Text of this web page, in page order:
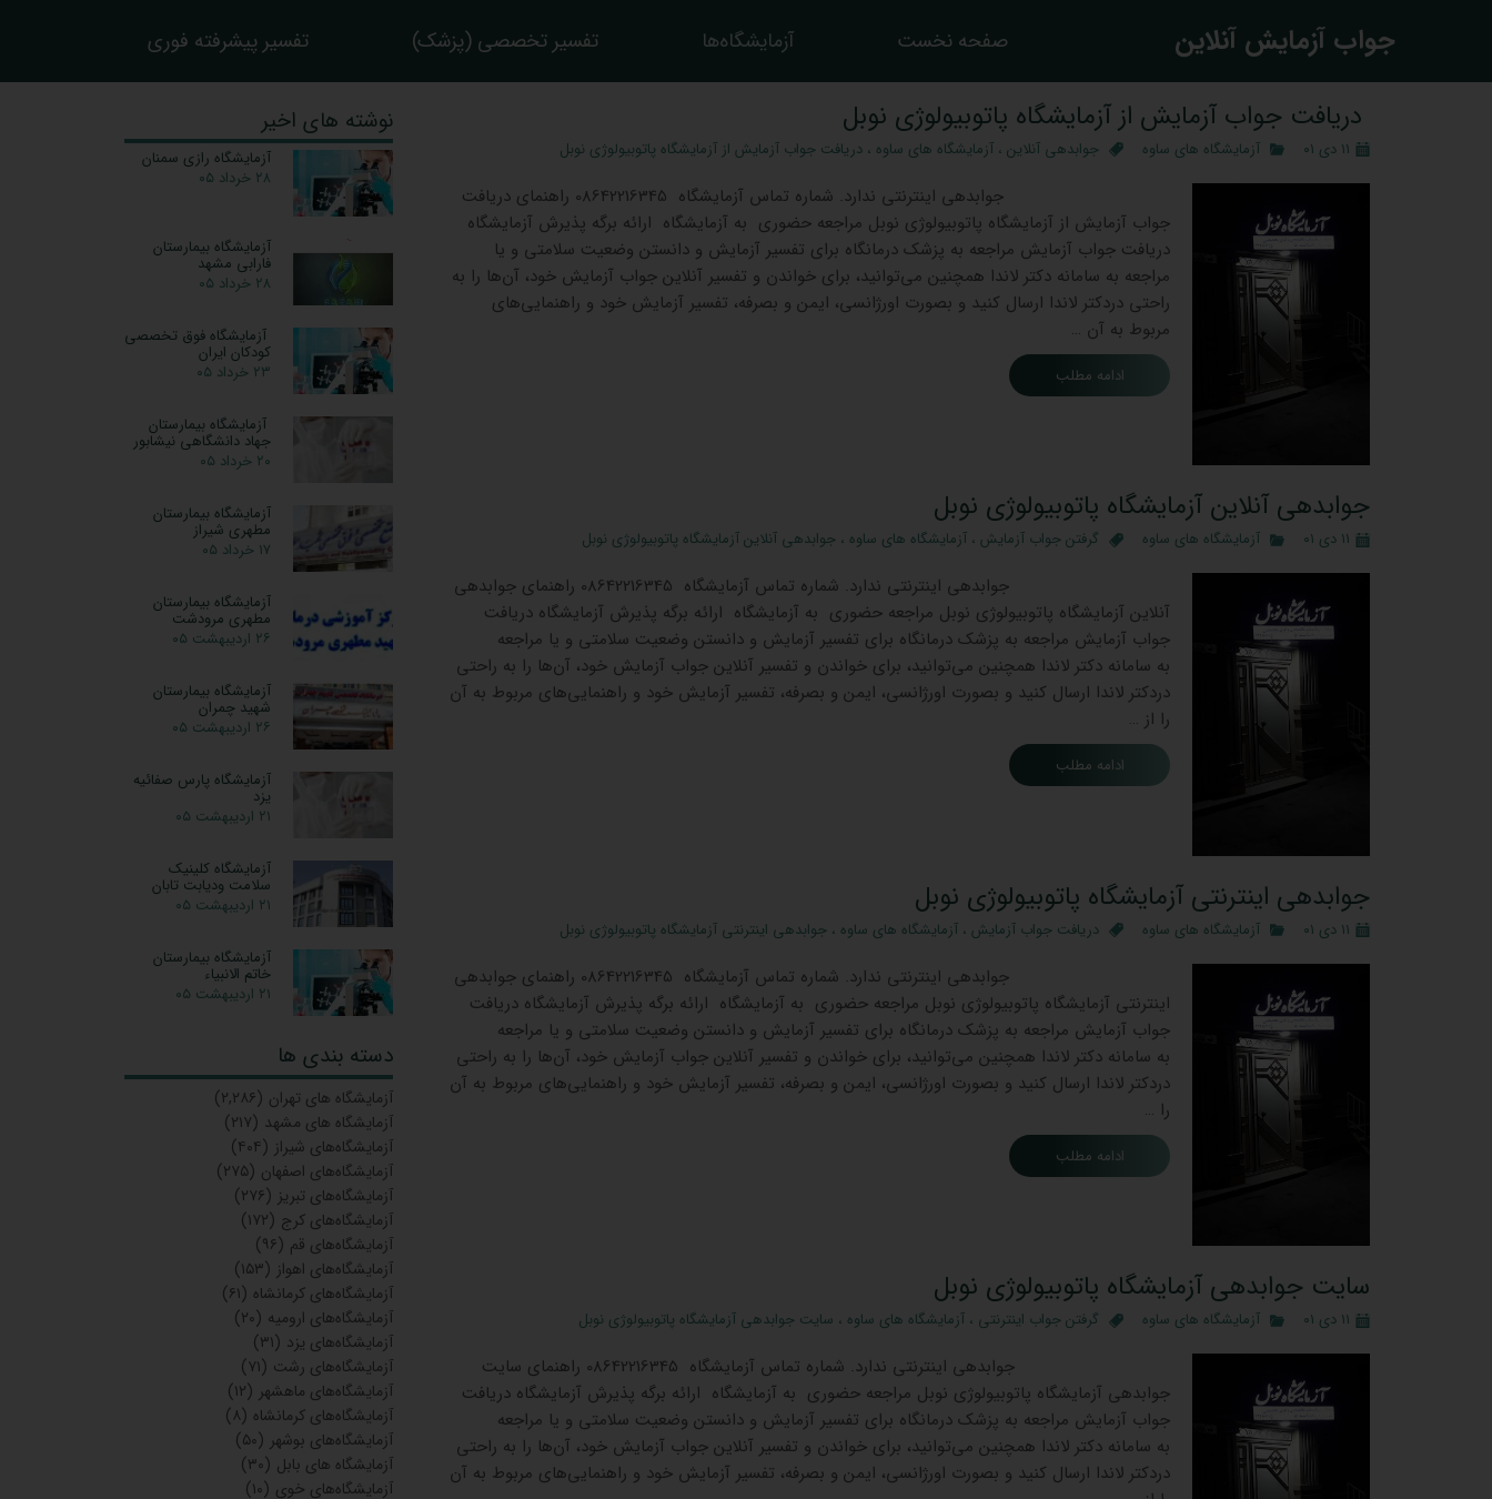
​جواب آزمایش آنلاین صفحه نخست آزمایشگاه‌ها تفسیر تخصصی (پزشک) تفسیر پیشرفته فوری
دریافت جواب آزمایش از آزمایشگاه پاتوبیولوژی نوبل
۱۱ دی ۰۱ آزمایشگاه های ساوه جوابدهی آنلاین ، آزمایشگاه های ساوه ، دریافت جواب آزمایش از آزمایشگاه پاتوبیولوژی نوبل
جوابدهی اینترنتی ندارد. شماره تماس آزمایشگاه 08642216345 راهنمای دریافت
جواب آزمایش از آزمایشگاه پاتوبیولوژی نوبل مراجعه حضوری به آزمایشگاه ارائه برگه پذیرش آزمایشگاه
دریافت جواب آزمایش مراجعه به پزشک درمانگاه برای تفسیر آزمایش و دانستن وضعیت سلامتی و یا
مراجعه به سامانه دکتر لاندا همچنین می‌توانید، برای خواندن و تفسیر آنلاین جواب آزمایش خود، آن‌ها را به
راحتی دردکتر لاندا ارسال کنید و بصورت اورژانسی، ایمن و بصرفه، تفسیر آزمایش خود و راهنمایی‌های
مربوط به آن …
ادامه مطلب
جوابدهی آنلاین آزمایشگاه پاتوبیولوژی نوبل
۱۱ دی ۰۱ آزمایشگاه های ساوه گرفتن جواب آزمایش ، آزمایشگاه های ساوه ، جوابدهی آنلاین آزمایشگاه پاتوبیولوژی نوبل
جوابدهی اینترنتی ندارد. شماره تماس آزمایشگاه 08642216345 راهنمای جوابدهی
آنلاین آزمایشگاه پاتوبیولوژی نوبل مراجعه حضوری به آزمایشگاه ارائه برگه پذیرش آزمایشگاه دریافت
جواب آزمایش مراجعه به پزشک درمانگاه برای تفسیر آزمایش و دانستن وضعیت سلامتی و یا مراجعه
به سامانه دکتر لاندا همچنین می‌توانید، برای خواندن و تفسیر آنلاین جواب آزمایش خود، آن‌ها را به راحتی
دردکتر لاندا ارسال کنید و بصورت اورژانسی، ایمن و بصرفه، تفسیر آزمایش خود و راهنمایی‌های مربوط به آن
را از …
ادامه مطلب
جوابدهی اینترنتی آزمایشگاه پاتوبیولوژی نوبل
۱۱ دی ۰۱ آزمایشگاه های ساوه دریافت جواب آزمایش ، آزمایشگاه های ساوه ، جوابدهی اینترنتی آزمایشگاه پاتوبیولوژی نوبل
جوابدهی اینترنتی ندارد. شماره تماس آزمایشگاه 08642216345 راهنمای جوابدهی
اینترنتی آزمایشگاه پاتوبیولوژی نوبل مراجعه حضوری به آزمایشگاه ارائه برگه پذیرش آزمایشگاه دریافت
جواب آزمایش مراجعه به پزشک درمانگاه برای تفسیر آزمایش و دانستن وضعیت سلامتی و یا مراجعه
به سامانه دکتر لاندا همچنین می‌توانید، برای خواندن و تفسیر آنلاین جواب آزمایش خود، آن‌ها را به راحتی
دردکتر لاندا ارسال کنید و بصورت اورژانسی، ایمن و بصرفه، تفسیر آزمایش خود و راهنمایی‌های مربوط به آن
را …
ادامه مطلب
سایت جوابدهی آزمایشگاه پاتوبیولوژی نوبل
۱۱ دی ۰۱ آزمایشگاه های ساوه گرفتن جواب اینترنتی ، آزمایشگاه های ساوه ، سایت جوابدهی آزمایشگاه پاتوبیولوژی نوبل
جوابدهی اینترنتی ندارد. شماره تماس آزمایشگاه 08642216345 راهنمای سایت
جوابدهی آزمایشگاه پاتوبیولوژی نوبل مراجعه حضوری به آزمایشگاه ارائه برگه پذیرش آزمایشگاه دریافت
جواب آزمایش مراجعه به پزشک درمانگاه برای تفسیر آزمایش و دانستن وضعیت سلامتی و یا مراجعه
به سامانه دکتر لاندا همچنین می‌توانید، برای خواندن و تفسیر آنلاین جواب آزمایش خود، آن‌ها را به راحتی
دردکتر لاندا ارسال کنید و بصورت اورژانسی، ایمن و بصرفه، تفسیر آزمایش خود و راهنمایی‌های مربوط به آن
نوشته های اخیر
آزمایشگاه رازی سمنان
۲۸ خرداد ۰۵
آزمایشگاه بیمارستان
فارابی مشهد
۲۸ خرداد ۰۵
آزمایشگاه فوق تخصصی
کودکان ایران
۲۳ خرداد ۰۵
آزمایشگاه بیمارستان
جهاد دانشگاهی نیشابور
۲۰ خرداد ۰۵
آزمایشگاه بیمارستان
مطهری شیراز
۱۷ خرداد ۰۵
آزمایشگاه بیمارستان
مطهری مرودشت
۲۶ اردیبهشت ۰۵
آزمایشگاه بیمارستان
شهید چمران
۲۶ اردیبهشت ۰۵
آزمایشگاه پارس صفائیه
یزد
۲۱ اردیبهشت ۰۵
آزمایشگاه کلینیک
سلامت ودیابت تابان
۲۱ اردیبهشت ۰۵
آزمایشگاه بیمارستان
خاتم الانبیاء
۲۱ اردیبهشت ۰۵
دسته بندی ها
آزمایشگاه‌ های تهران (۲,۲۸۶)
آزمایشگاه های مشهد (۲۱۷)
آزمایشگاه‌های شیراز (۴۰۴)
آزمایشگاه‌های اصفهان (۲۷۵)
آزمایشگاه‌های تبریز (۲۷۶)
آزمایشگاه‌های کرج (۱۷۲)
آزمایشگاه‌های قم (۹۶)
آزمایشگاه‌های اهواز (۱۵۳)
آزمایشگاه‌های کرمانشاه (۶۱)
آزمایشگاه‌های ارومیه (۲۰)
آزمایشگاه‌های یزد (۳۱)
آزمایشگاه‌های رشت (۷۱)
آزمایشگاه‌های ماهشهر (۱۲)
آزمایشگاه‌های کرمانشاه (۸)
آزمایشگاه‌های بوشهر (۵۰)
آزمایشگاه های بابل (۳۰)
آزمایشگاه‌های خوی (۱۰)